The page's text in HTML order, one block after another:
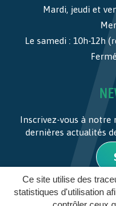
Ce site utilise des
statistiques d'utilisation
Mardi, jeudi et
Le samedi : 10h-12h
Inscrivez-vous à
dernières actualités